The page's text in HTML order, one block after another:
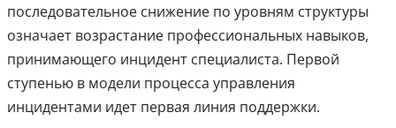
последовательное снижение по уровням структуры
означает возрастание профессиональных навыков,
принимающего инцидент специалиста. Первой
ступенью в модели процесса управления
инцидентами идет первая линия поддержки.